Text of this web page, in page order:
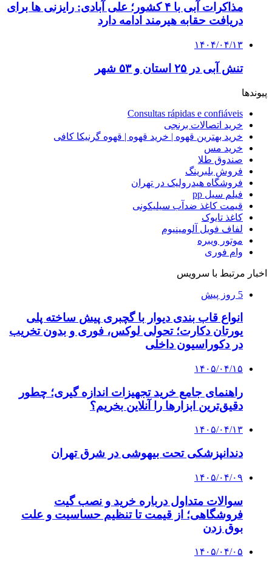
مذاکرات آبی با ۴ کشور؛ علی آبادی: رایزنی ها برای
دریافت حقابه هیرمند ادامه دارد
۱۴۰۴/۰۴/۱۳
تنش آبی در ۲۵ استان و ۵۳ شهر
پیوندها
Consultas rápidas e confiáveis
خرید اتصالات برنجی
خرید بهترین قهوه | خرید قهوه | قهوه گرنیکا کافی
خرید مس
صندوق طلا
فروش بلبرینگ
فروشگاه هیدرولیک در تهران
فیلم سیل pp
قیمت کاغذ ضدآب سیلیکونی
کاغذ تایوک
لفاف فویل آلومینیوم
موتور ویبره
وام فوری
اخبار مرتبط با سرویس
5 روز پیش
انواع قاب بندی دیوار با گچبری پیش ساخته پلی
یورتان دکارت؛ تحولی لوکس، فوری و بدون تخریب
در دکوراسیون داخلی
۱۴۰۵/۰۴/۱۵
راهنمای جامع خرید تجهیزات اندازه گیری؛ چطور
دقیق‌ترین ابزارها را آنلاین بخریم؟
۱۴۰۵/۰۴/۱۳
دندانپزشکی تحت بیهوشی در شرق تهران
۱۴۰۵/۰۴/۰۹
سوالات متداول درباره خرید و نصب گیت
فروشگاهی؛ از قیمت تا تنظیم حساسیت و علت
بوق زدن
۱۴۰۵/۰۴/۰۵